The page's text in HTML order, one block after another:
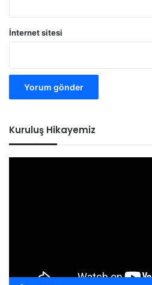
İnternet sitesi
Kuruluş Hikayemiz